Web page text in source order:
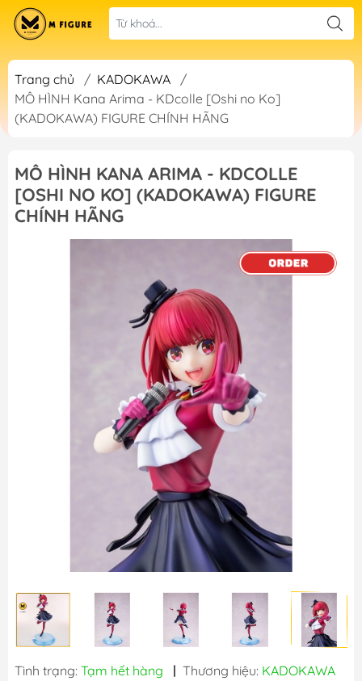
Trang chủ / KADOKAWA
/
MÔ HÌNH Kana Arima - KDcolle [Oshi no Ko]
(KADOKAWA) FIGURE CHÍNH HÃNG
MÔ HÌNH KANA ARIMA - KDCOLLE
[OSHI NO KO] (KADOKAWA) FIGURE
CHÍNH HÃNG
Tình trạng: Tạm hết hàng | Thương hiệu: KADOKAWA